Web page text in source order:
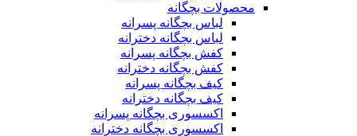
محصولات بچگانه
لباس بچگانه پسرانه
لباس بچگانه دخترانه
کفش بچگانه پسرانه
کفش بچگانه دخترانه
کیف بچگانه پسرانه
کیف بچگانه دخترانه
اکسسوری بچگانه پسرانه
اکسسوری بچگانه دخترانه